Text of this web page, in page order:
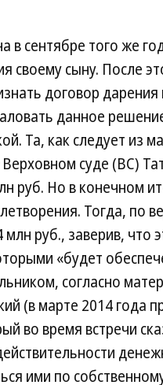
в сентябре того же
своему сыну. После
договор
данное
Та, как следует из
суде (ВС)
руб. Но в конечном
Тогда, по
млн руб., заверив, что
«будет
согласно
(в марте 2014 года
во время встречи
ими по